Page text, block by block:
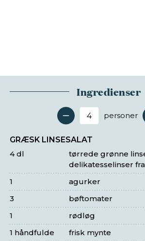
Ingredienser
Antal
personer
GRÆSK LINSESALAT
tørrede grønne
delikatesselinser
4 dl
agurker
1
bøftomater
3
rødløg
1
frisk mynte
1 håndfulde